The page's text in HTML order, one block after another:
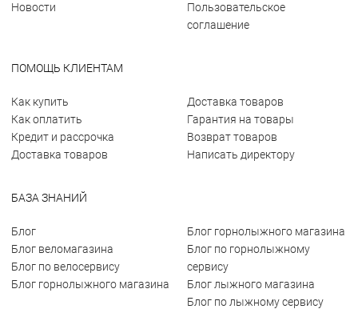
Новости
Пользовательское
соглашение
ПОМОЩЬ КЛИЕНТАМ
Как купить
Как оплатить
Кредит и рассрочка
Доставка товаров
Доставка товаров
Гарантия на товары
Возврат товаров
Написать директору
БАЗА ЗНАНИЙ
Блог
Блог веломагазина
Блог по велосервису
Блог горнолыжного магазина
Блог горнолыжного магазина
Блог по горнолыжному
сервису
Блог лыжного магазина
Блог по лыжному сервису